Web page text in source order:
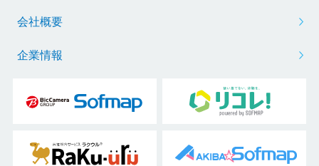
会社概要
企業情報